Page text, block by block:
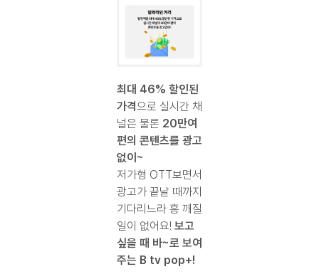
최대 46% 할인된
가격으로 실시간 채
널은 물론 20만여
편의 콘텐츠를 광고
없이~
저가형 OTT보면서
광고가 끝날 때까지
기다리느라 흥 깨질
일이 없어요! 보고
싶을 때 바~로 보여
주는 B tv pop+!